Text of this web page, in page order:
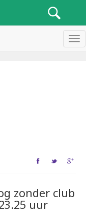
zonder club
uur